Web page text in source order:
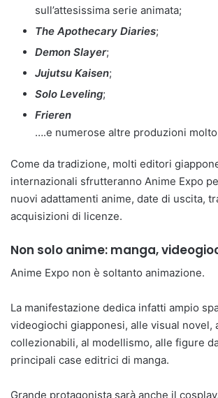
sull’attesissima serie animata;
The Apothecary Diaries;
Demon Slayer;
Jujutsu Kaisen;
Solo Leveling;
Frieren
….e numerose altre produzioni
Come da tradizione, molti editori
internazionali sfrutteranno Anime Expo
nuovi adattamenti anime, date di uscita,
acquisizioni di licenze.
Non solo anime: manga,
Anime Expo non è soltanto animazione.
La manifestazione dedica infatti ampio
videogiochi giapponesi, alle visual novel,
collezionabili, al modellismo, alle figure
principali case editrici di manga.
Grande protagonista sarà anche il